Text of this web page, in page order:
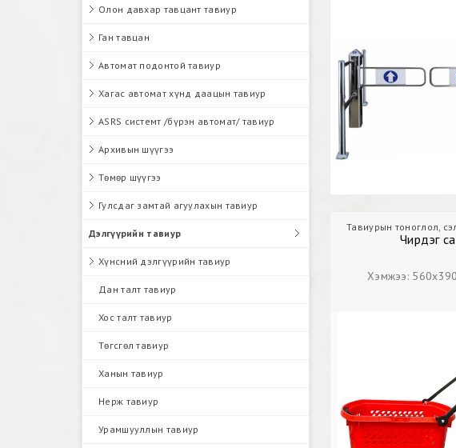
Олон давхар тавцант тавиур
Ган тавцан
Автомат подонтой тавиур
Хагас автомат хүнд даацын тавиур
ASRS системт /бүрэн автомат/ тавиур
Архивын шүүгээ
Төмөр шүүгээ
Гулсдаг замтай агуулахын тавиур
Дэлгүүрийн тавиур
Хүнсний дэлгүүрийн тавиур
Дан талт тавиур
Хос талт тавиур
Төгсгөл тавиур
Ханын тавиур
Нерж тавиур
Урамшууллын тавиур
Тавиурын тоноглол,
Чирдэг
Хэмжээ: